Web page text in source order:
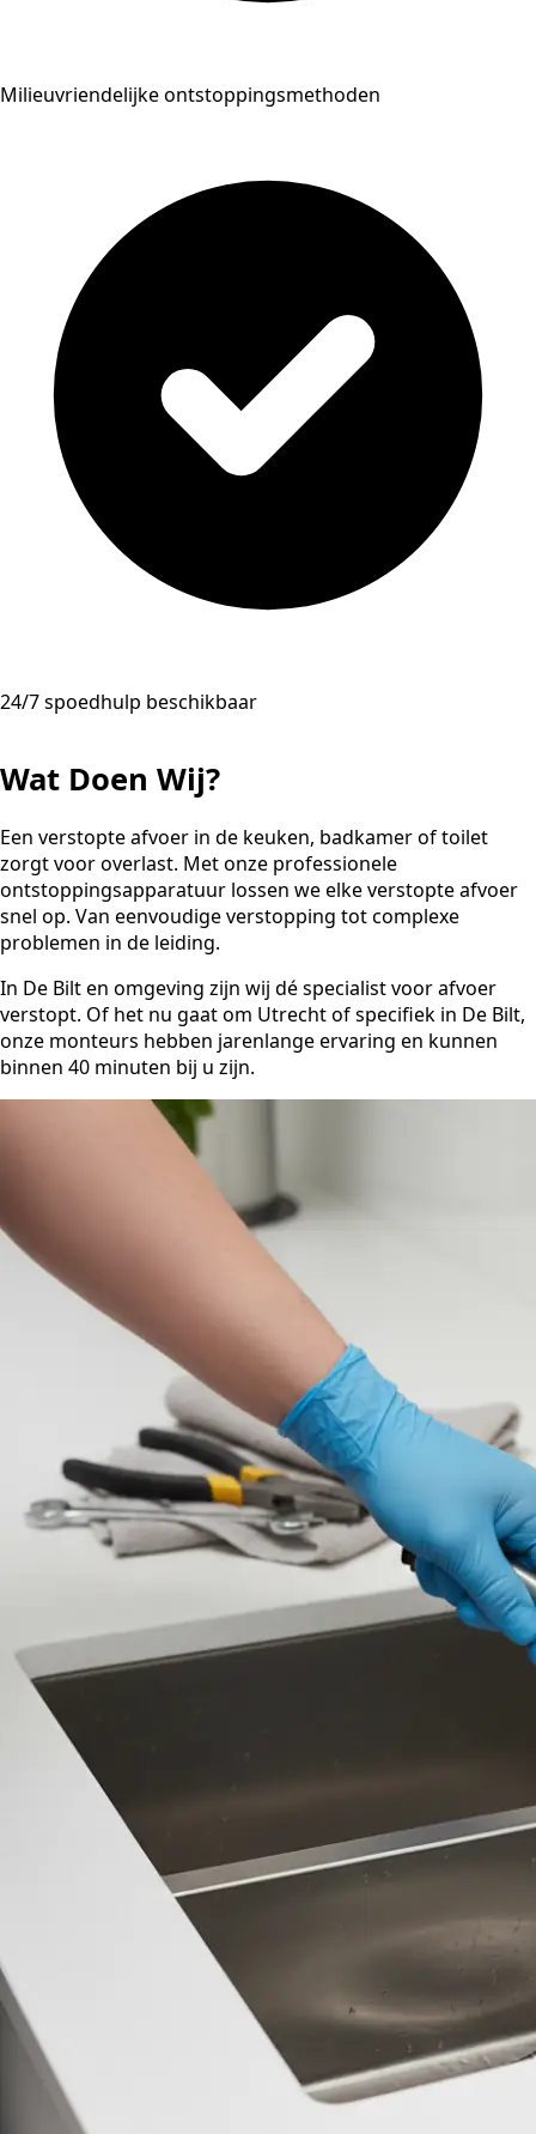
Milieuvriendelijke ontstoppingsmethoden
24/7 spoedhulp beschikbaar
Wat Doen Wij?
Een verstopte afvoer in de keuken, badkamer of toilet
zorgt voor overlast. Met onze professionele
ontstoppingsapparatuur lossen we elke verstopte afvoer
snel op. Van eenvoudige verstopping tot complexe
problemen in de leiding.
In De Bilt en omgeving zijn wij dé specialist voor afvoer
verstopt. Of het nu gaat om Utrecht of specifiek in De Bilt,
onze monteurs hebben jarenlange ervaring en kunnen
binnen 40 minuten bij u zijn.